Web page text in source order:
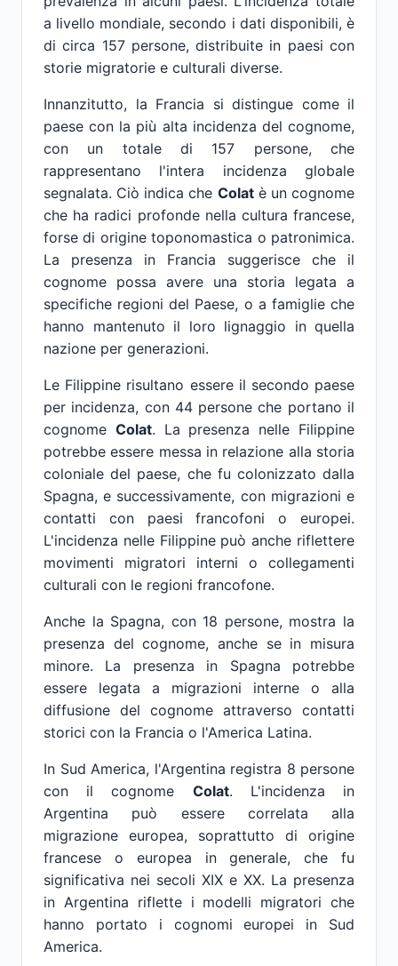
a livello mondiale, secondo i dati disponibili, è
di circa 157 persone, distribuite in paesi con
storie migratorie e culturali diverse.
Innanzitutto, la Francia si distingue come il
paese con la più alta incidenza del cognome,
con un totale di 157 persone, che
rappresentano l'intera incidenza globale
segnalata. Ciò indica che Colatè un cognome
che ha radici profonde nella cultura francese,
forse di origine toponomastica o patronimica.
La presenza in Francia suggerisce che il
cognome possa avere una storia legata a
specifiche regioni del Paese, o a famiglie che
hanno mantenuto il loro lignaggio in quella
nazione per generazioni.
Le Filippine risultano essere il secondo paese
per incidenza, con 44 persone che portano il
cognome Colat. La presenza nelle Filippine
potrebbe essere messa in relazione alla storia
coloniale del paese, che fu colonizzato dalla
Spagna, e successivamente, con migrazioni e
contatti con paesi francofoni o europei.
L'incidenza nelle Filippine può anche riflettere
movimenti migratori interni o collegamenti
culturali con le regioni francofone.
Anche la Spagna, con 18 persone, mostra la
presenza del cognome, anche se in misura
minore. La presenza in Spagna potrebbe
essere legata a migrazioni interne o alla
diffusione del cognome attraverso contatti
storici con la Francia o l'America Latina.
In Sud America, l'Argentina registra 8 persone
con il cognome Colat. L'incidenza in
Argentina può essere correlata alla
migrazione europea, soprattutto di origine
francese o europea in generale, che fu
significativa nei secoli XIX e XX. La presenza
in Argentina riflette i modelli migratori che
hanno portato i cognomi europei in Sud
America.